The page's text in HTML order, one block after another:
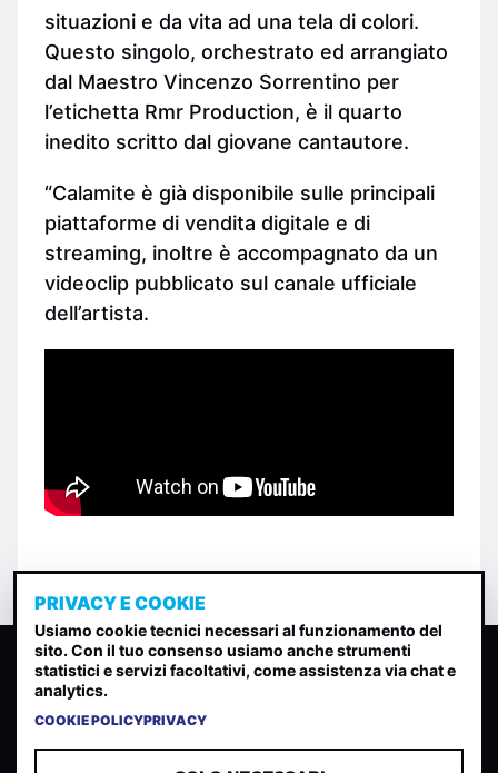
situazioni e da vita ad una tela di colori.
Questo singolo, orchestrato ed arrangiato
dal Maestro Vincenzo Sorrentino per
l’etichetta Rmr Production, è il quarto
inedito scritto dal giovane cantautore.
“Calamite è già disponibile sulle principali
piattaforme di vendita digitale e di
streaming, inoltre è accompagnato da un
videoclip pubblicato sul canale ufficiale
dell’artista.
CLASSIFICA INDIE
Classifica per indice di gradimento generata dall analisi di
PRIVACY E COOKIE
Usiamo cookie tecnici necessari al funzionamento del
sito. Con il tuo consenso usiamo anche strumenti
statistici e servizi facoltativi, come assistenza via chat e
analytics.
COOKIE POLICYPRIVACY